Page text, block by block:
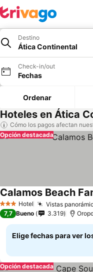
Destino
Ática Continental
Check-in/out
Fechas
Ordenar
Hoteles en Ática
Cómo los pagos afectan
Opción destacada
3 Estrellas
Hotel Vistas
Calamos Beach
7,7 Bueno 3.319
Elige fechas para ver
Opción destacada